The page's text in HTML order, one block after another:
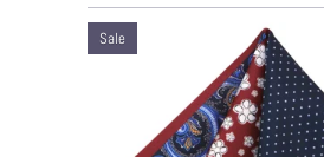
Sale